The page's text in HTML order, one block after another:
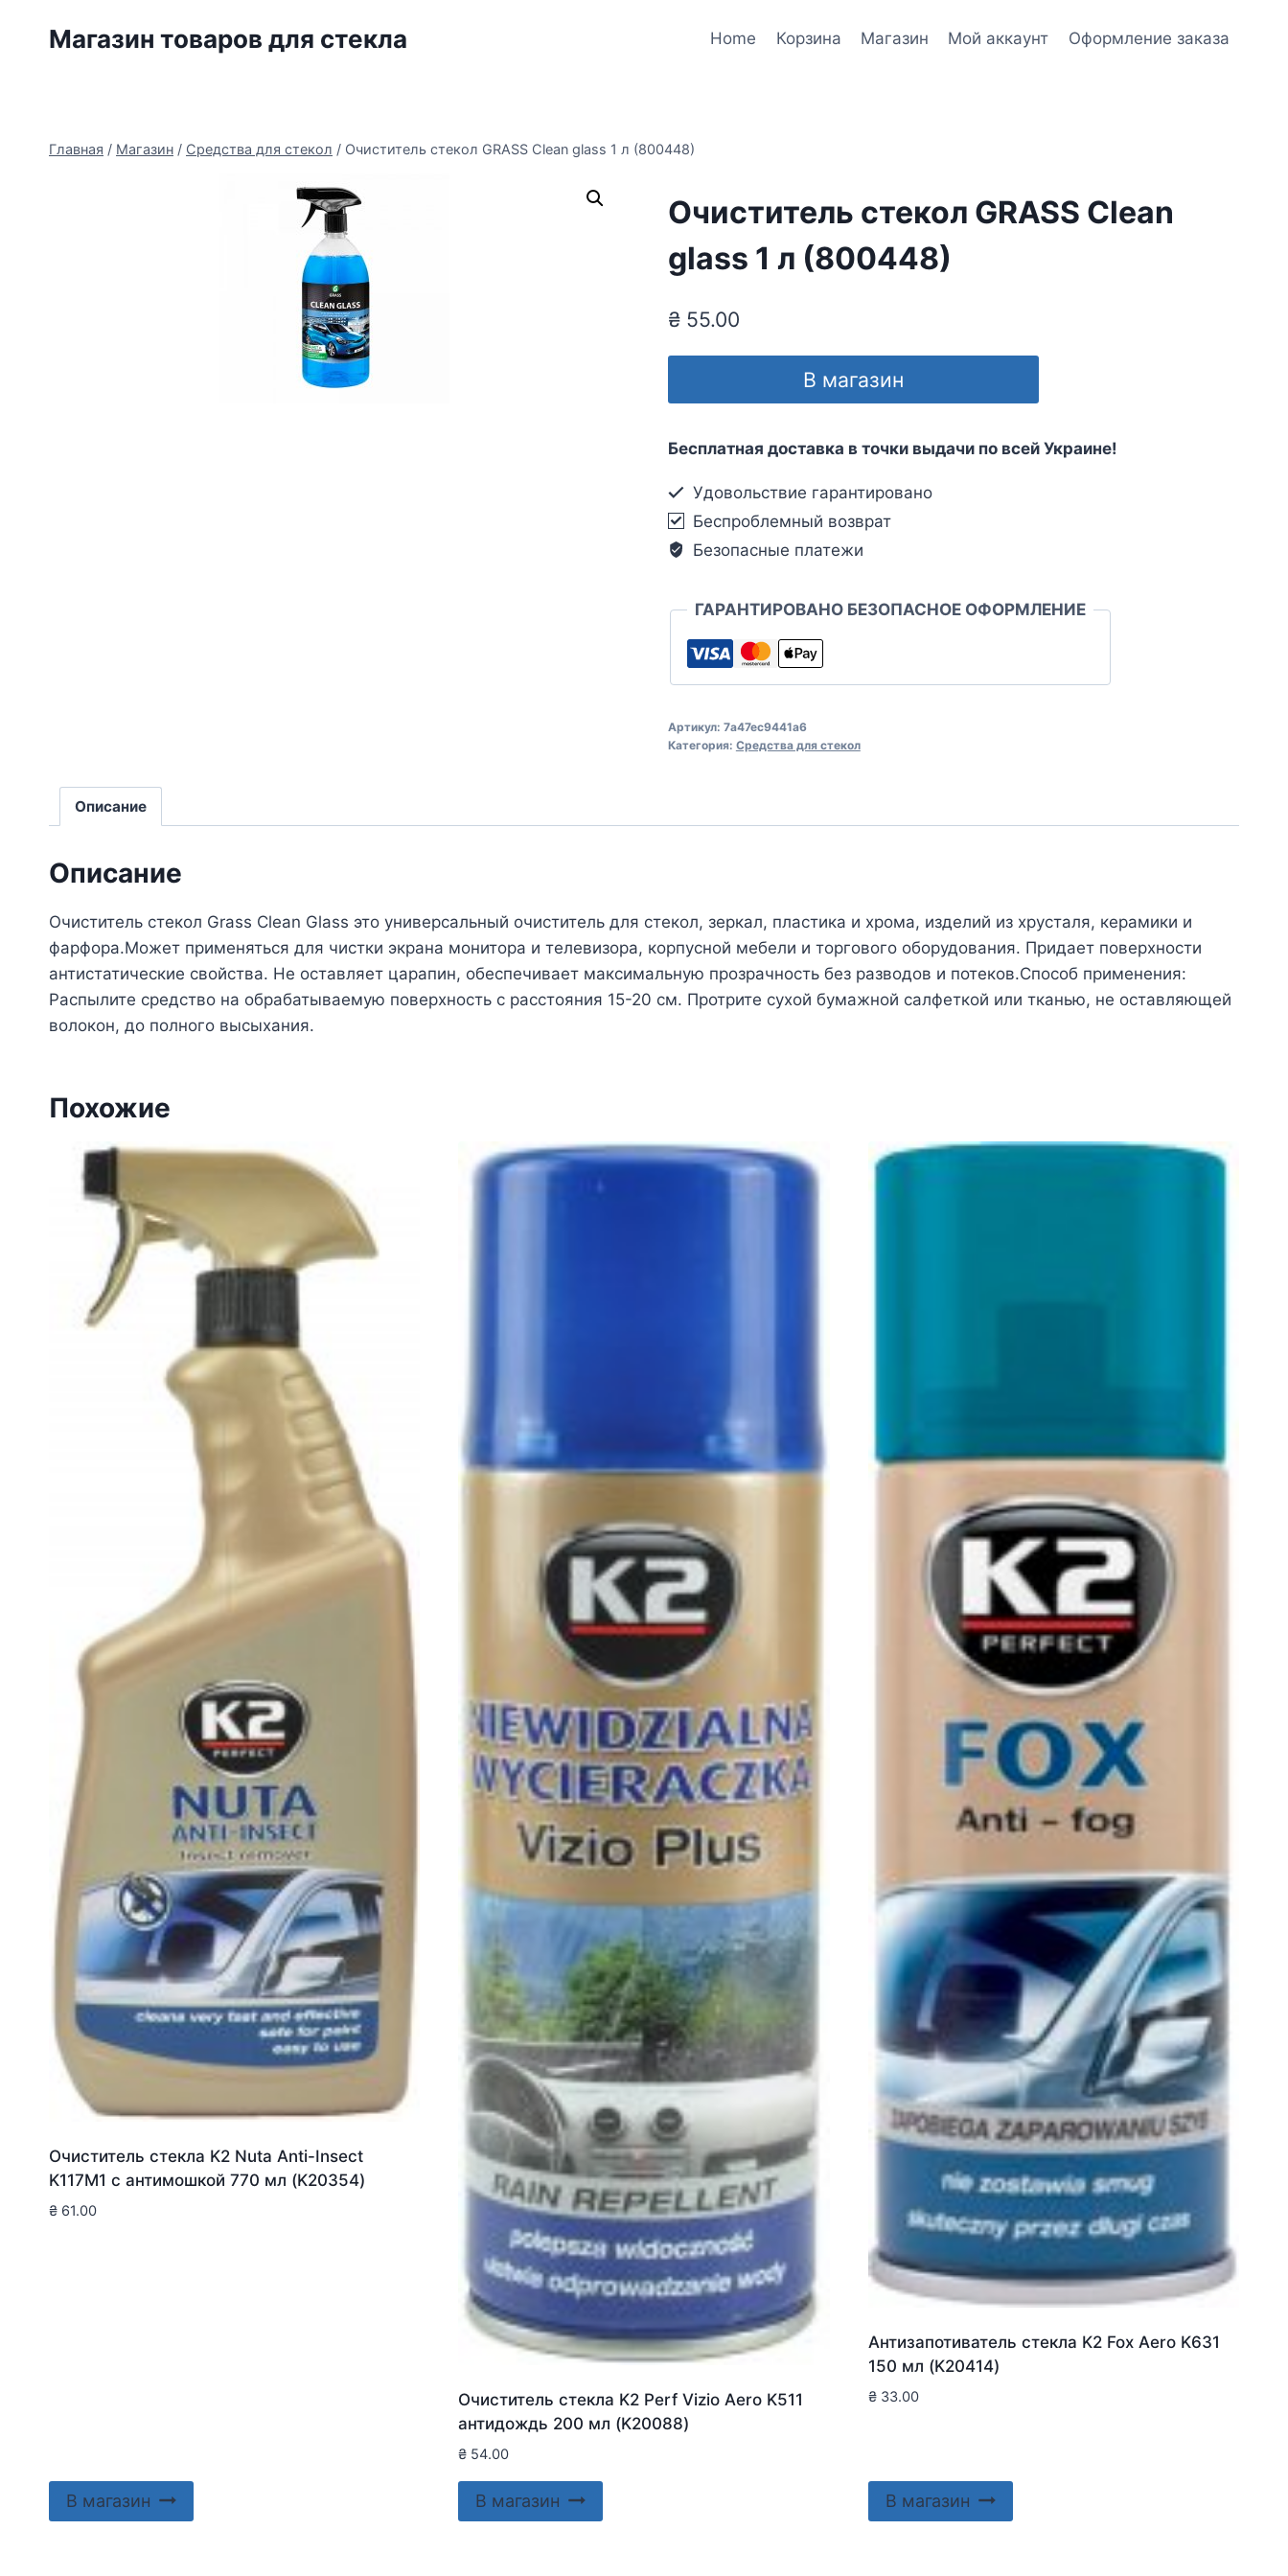
Магазин товаров для стекла Home Корзина Магазин Мой аккаунт Оформление заказа
Главная / Магазин / Средства для стекол / Очиститель стекол GRASS Clean glass 1 л (800448)
Очиститель стекол GRASS Clean
glass 1 л (800448)
₴55.00
В магазин
Бесплатная доставка в точки выдачи по всей Украине!
Удовольствие гарантировано
Беспроблемный возврат
Безопасные платежи
ГАРАНТИРОВАНО БЕЗОПАСНОЕ ОФОРМЛЕНИЕ
Артикул: 7a47ec9441a6
Категория: Средства для стекол
Описание
Описание
Очиститель стекол Grass Clean Glass это универсальный очиститель для стекол, зеркал, пластика и хрома, изделий из хрусталя, керамики и
фарфора.Может применяться для чистки экрана монитора и телевизора, корпусной мебели и торгового оборудования. Придает поверхности
антистатические свойства. Не оставляет царапин, обеспечивает максимальную прозрачность без разводов и потеков.Способ применения:
Распылите средство на обрабатываемую поверхность с расстояния 15-20 см. Протрите сухой бумажной салфеткой или тканью, не оставляющей
волокон, до полного высыхания.
Похожие
Очиститель стекла K2 Nuta Anti-Insect
K117M1 с антимошкой 770 мл (K20354)
₴ 61.00
В магазин
Очиститель стекла K2 Perf Vizio Aero K511
антидождь 200 мл (K20088)
₴ 54.00
В магазин
Антизапотиватель стекла K2 Fox Aero K631
150 мл (K20414)
₴33.00
В магазин